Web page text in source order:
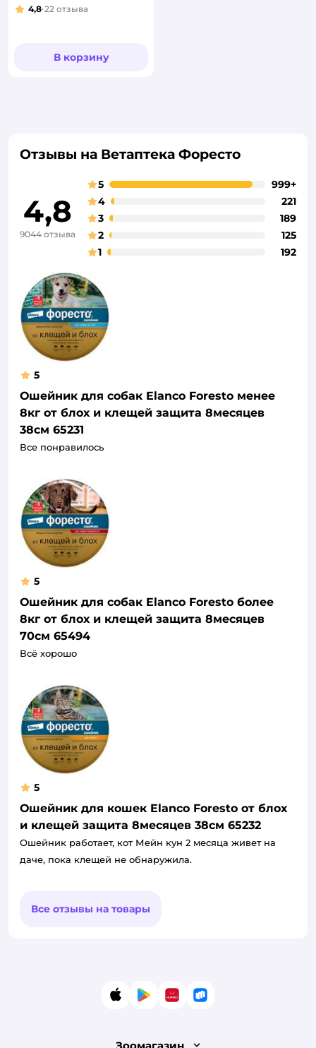
Рейтинг:
4,8 22 отзыва
В корзину
Отзывы на Ветаптека Форесто
4,8
9044 отзыва
5
999+
4
221
3
189
2
125
1
192
5
Ошейник для собак Elanco Foresto менее
8кг от блох и клещей защита 8месяцев
38см 65231
Все понравилось
5
Ошейник для собак Elanco Foresto более
8кг от блох и клещей защита 8месяцев
70см 65494
Всё хорошо
5
Ошейник для кошек Elanco Foresto от блох
и клещей защита 8месяцев 38см 65232
Ошейник работает, кот Мейн кун 2 месяца живет на
даче, пока клещей не обнаружила.
Все отзывы на товары
App StoreGoogle Play
AppGallery
RuStore